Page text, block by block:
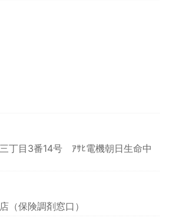
丁目3番14号 ｱｻﾋ電機朝日生命中
保険調剤窓口）